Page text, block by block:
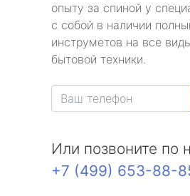
опыту за спиной у
с собой в наличии
инструметов на все
бытовой техники.
Или позвоните по
+7 (499) 653-88-